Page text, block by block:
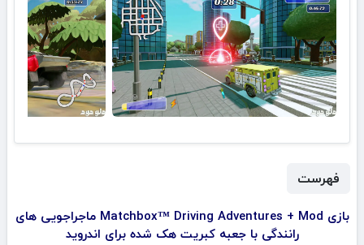
فهرست
بازی Matchbox™ Driving Adventures + Mod ماجراجویی های
رانندگی با جعبه کبریت هک شده برای اندروید